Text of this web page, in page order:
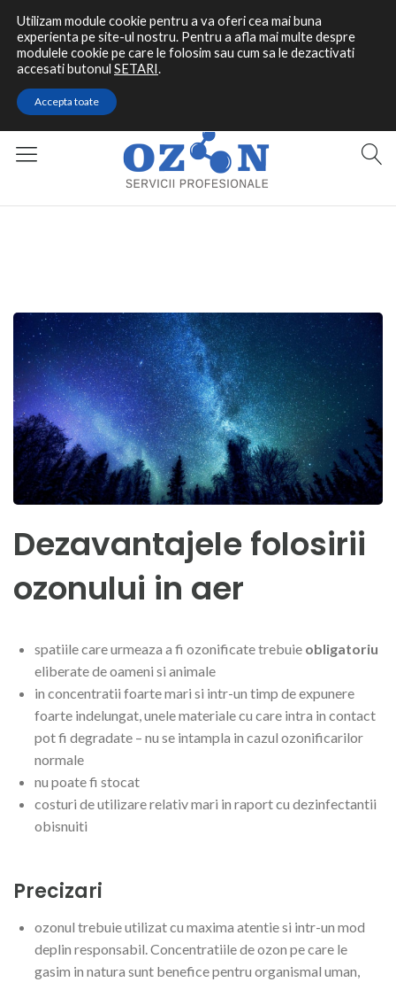
Contact rapid
0787 464 144
Dezavantajele folosirii
ozonului in aer
spatiile care urmeaza a fi ozonificate trebuie obligatoriu
eliberate de oameni si animale
in concentratii foarte mari si intr-un timp de expunere
foarte indelungat, unele materiale cu care intra in contact
pot fi degradate – nu se intampla in cazul ozonificarilor
normale
nu poate fi stocat
costuri de utilizare relativ mari in raport cu dezinfectantii
obisnuiti
Precizari
ozonul trebuie utilizat cu maxima atentie si intr-un mod
deplin responsabil. Concentratiile de ozon pe care le
gasim in natura sunt benefice pentru organismal uman,
Utilizam module cookie pentru a va oferi cea mai buna
experienta pe site-ul nostru. Pentru a afla mai multe despre
modulele cookie pe care le folosim sau cum sa le dezactivati
accesati butonul SETARI.
Accepta toate